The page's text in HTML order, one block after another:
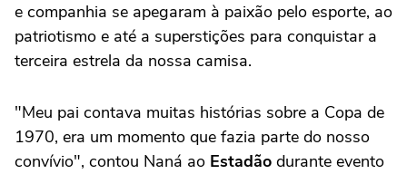
e companhia se apegaram à paixão pelo esporte, ao
patriotismo e até a superstições para conquistar a
terceira estrela da nossa camisa.
"Meu pai contava muitas histórias sobre a Copa de
1970, era um momento que fazia parte do nosso
convívio", contou Naná ao Estadão durante evento